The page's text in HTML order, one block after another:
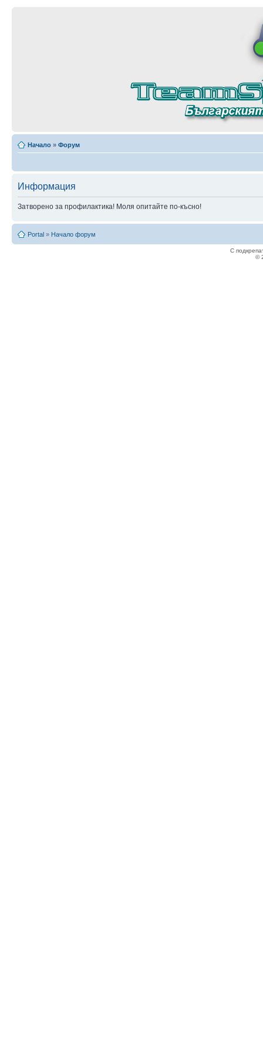
Начало » Форум
Информация
Затворено за профилактика! Моля опитайте по-късно!
Portal » Начало форум
С
©